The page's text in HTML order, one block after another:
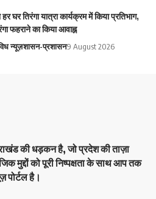
घर तिरंगा यात्रा कार्यक्रम में किया प्रतिभाग,
फहराने का किया आवाह्न
न्यूज़शासन-प्रशासन9 August 2026
की धड़कन है, जो प्रदेश की ताज़ा
मुद्दों को पूरी निष्पक्षता के साथ आप तक
पोर्टल है।